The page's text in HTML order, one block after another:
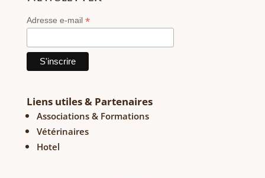
Adresse e-mail *
Liens utiles & Partenaires
Associations & Formations
Vétérinaires
Hotel